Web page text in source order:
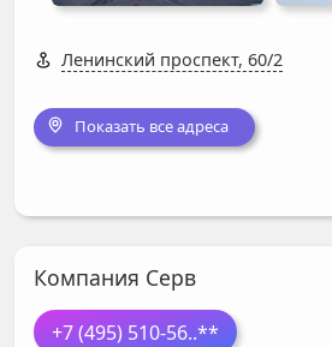
Ленинский проспект, 60/2
Показать все адреса
Компания Серв
+7 (495) 510-56..**